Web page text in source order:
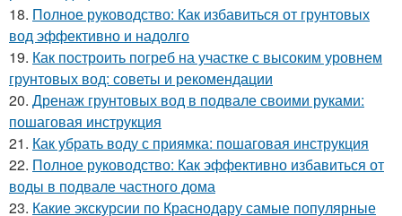
18. Полное руководство: Как избавиться от грунтовых
вод эффективно и надолго
19. Как построить погреб на участке с высоким уровнем
грунтовых вод: советы и рекомендации
20. Дренаж грунтовых вод в подвале своими руками:
пошаговая инструкция
21. Как убрать воду с приямка: пошаговая инструкция
22. Полное руководство: Как эффективно избавиться от
воды в подвале частного дома
23. Какие экскурсии по Краснодару самые популярные